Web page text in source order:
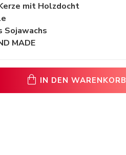
mit Holzdocht
MADE
IN DEN WARENKORB